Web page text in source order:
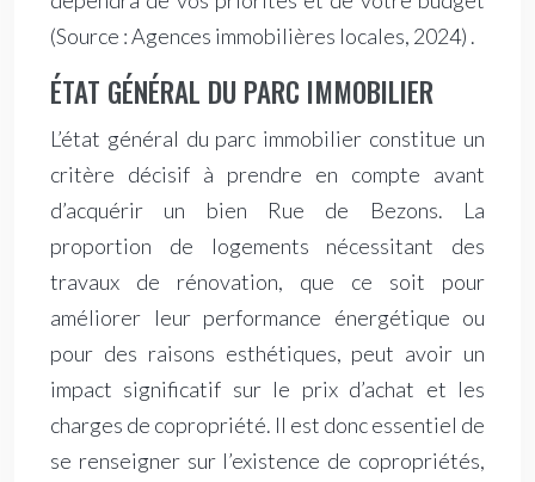
(Source : Agences immobilières locales, 2024) .
ÉTAT GÉNÉRAL DU PARC IMMOBILIER
L’état général du parc immobilier constitue un
critère décisif à prendre en compte avant
d’acquérir un bien Rue de Bezons. La
proportion de logements nécessitant des
travaux de rénovation, que ce soit pour
améliorer leur performance énergétique ou
pour des raisons esthétiques, peut avoir un
impact significatif sur le prix d’achat et les
charges de copropriété. Il est donc essentiel de
se renseigner sur l’existence de copropriétés,